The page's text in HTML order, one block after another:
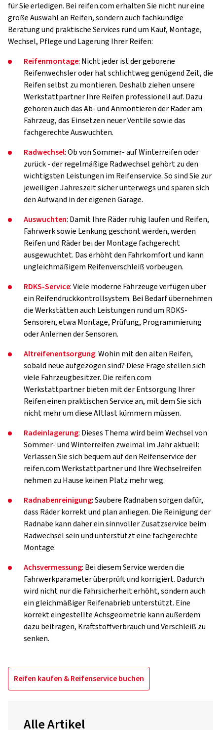
für Sie erledigen. Bei reifen.com erhalten Sie nicht nur eine
große Auswahl an Reifen, sondern auch fachkundige
Beratung und praktische Services rund um Kauf, Montage,
Wechsel, Pflege und Lagerung Ihrer Reifen:
Reifenmontage: Nicht jeder ist der geborene
Reifenwechsler oder hat schlichtweg genügend Zeit, die
Reifen selbst zu montieren. Deshalb ziehen unsere
Werkstattpartner Ihre Reifen professionell auf. Dazu
gehören auch das Ab- und Anmontieren der Räder am
Fahrzeug, das Einsetzen neuer Ventile sowie das
fachgerechte Auswuchten.
Radwechsel: Ob von Sommer- auf Winterreifen oder
zurück - der regelmäßige Radwechsel gehört zu den
wichtigsten Leistungen im Reifenservice. So sind Sie zur
jeweiligen Jahreszeit sicher unterwegs und sparen sich
den Aufwand in der eigenen Garage.
Auswuchten: Damit Ihre Räder ruhig laufen und Reifen,
Fahrwerk sowie Lenkung geschont werden, werden
Reifen und Räder bei der Montage fachgerecht
ausgewuchtet. Das erhöht den Fahrkomfort und kann
ungleichmäßigem Reifenverschleiß vorbeugen.
RDKS-Service: Viele moderne Fahrzeuge verfügen über
ein Reifendruckkontrollsystem. Bei Bedarf übernehmen
die Werkstätten auch Leistungen rund um RDKS-
Sensoren, etwa Montage, Prüfung, Programmierung
oder Anlernen der Sensoren.
Altreifenentsorgung: Wohin mit den alten Reifen,
sobald neue aufgezogen sind? Diese Frage stellen sich
viele Fahrzeugbesitzer. Die reifen.com
Werkstattpartner bieten mit der Entsorgung Ihrer
Reifen einen praktischen Service an, mit dem Sie sich
nicht mehr um diese Altlast kümmern müssen.
Radeinlagerung: Dieses Thema wird beim Wechsel von
Sommer- und Winterreifen zweimal im Jahr aktuell:
Verlassen Sie sich bequem auf den Reifenservice der
reifen.com Werkstattpartner und Ihre Wechselreifen
nehmen zu Hause keinen Platz mehr weg.
Radnabenreinigung: Saubere Radnaben sorgen dafür,
dass Räder korrekt und plan anliegen. Die Reinigung der
Radnabe kann daher ein sinnvoller Zusatzservice beim
Radwechsel sein und unterstützt eine fachgerechte
Montage.
Achsvermessung: Bei diesem Service werden die
Fahrwerkparameter überprüft und korrigiert. Dadurch
wird nicht nur die Fahrsicherheit erhöht, sondern auch
ein gleichmäßiger Reifenabrieb unterstützt. Eine
korrekt eingestellte Achsgeometrie kann außerdem
dazu beitragen, Kraftstoffverbrauch und Verschleiß zu
senken.
Reifen kaufen & Reifenservice buchen
Alle Artikel